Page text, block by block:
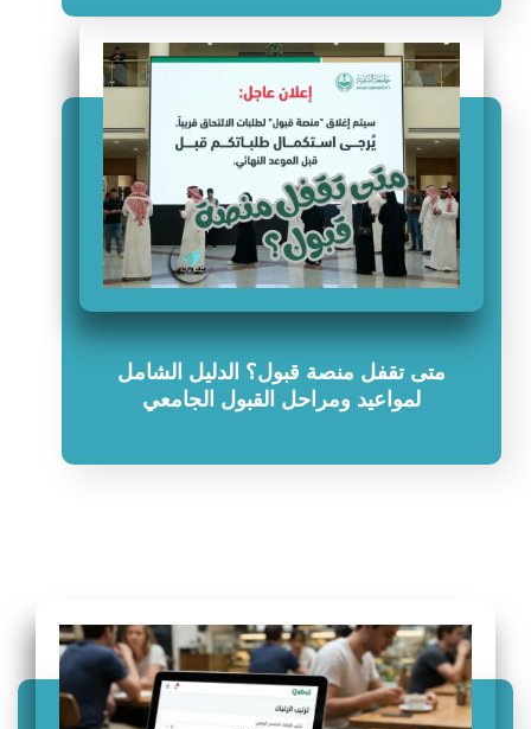
متى تقفل منصة قبول؟ الدليل الشامل
لمواعيد ومراحل القبول الجامعي
سؤال وجواب